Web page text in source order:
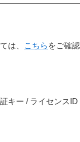
は、 こちら をご確
キー / ライセンス